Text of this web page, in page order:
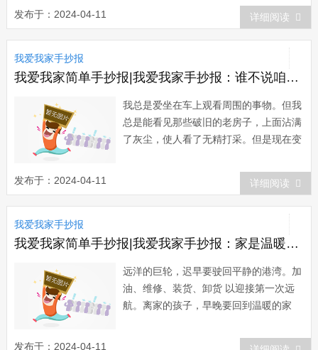
福的事，就是在自己遭受痛苦时，在遭受
无辜的痛苦时，爱这个生命。我爱我家手
抄报资料图片：我爱我家手抄报：珍爱生
发布于：2024-04-11 详细阅读
我爱我家手抄报
我爱我家简单手抄报|我爱我家手抄报：谁不说咱家乡美
我总是爱坐在车上观看周围的事物。但我
总是能看见那些破旧的老房子，上面沾满
了灰尘，使人看了无精打采。但是现在变
一看到就会用心记住这些奇特的建筑。我
们的家乡不管是环境、交通和城市建筑，
都能从中看出我们家乡的翻天覆地的变
化。所以，我们的家乡变美了。我爱我家
手抄报资料...
发布于：2024-04-11 详细阅读
我爱我家手抄报
我爱我家简单手抄报|我爱我家手抄报：家是温暖的港湾
远洋的巨轮，迟早要驶回平静的港湾。加
油、维修、装货、卸货 以迎接第一次远
航。离家的孩子，早晚要回到温暖的家
的黎明。家是温暖的港湾。这个港湾虽然
发布于：2024-04-11